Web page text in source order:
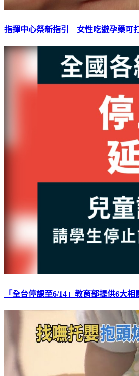
指揮中心祭新指引 女性吃避孕藥可
「全台停課至6/14」教育部提供6大